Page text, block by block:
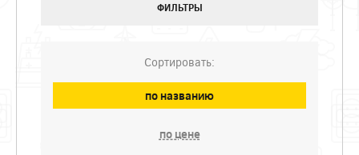
ФИЛЬТРЫ
Сортировать:
по названию
по цене